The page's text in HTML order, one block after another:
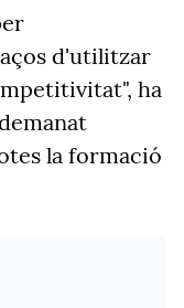
d'utilitzar
ha
la formació